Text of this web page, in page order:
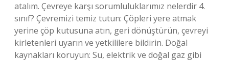
atalım. Çevreye karşı sorumluluklarımız nelerdir 4.
sınıf? Çevremizi temiz tutun: Çöpleri yere atmak
yerine çöp kutusuna atın, geri dönüştürün, çevreyi
kirletenleri uyarın ve yetkililere bildirin. Doğal
kaynakları koruyun: Su, elektrik ve doğal gaz gibi